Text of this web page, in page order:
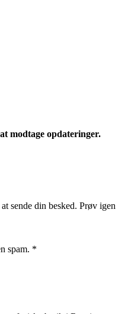
modtage opdateringer.
sende din besked. Prøv igen
spam. *